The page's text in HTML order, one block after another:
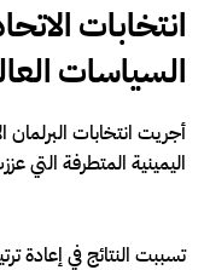
انتخابات
السياسات
اليمينية المتطرفة
تسببت النتائج في إعادة